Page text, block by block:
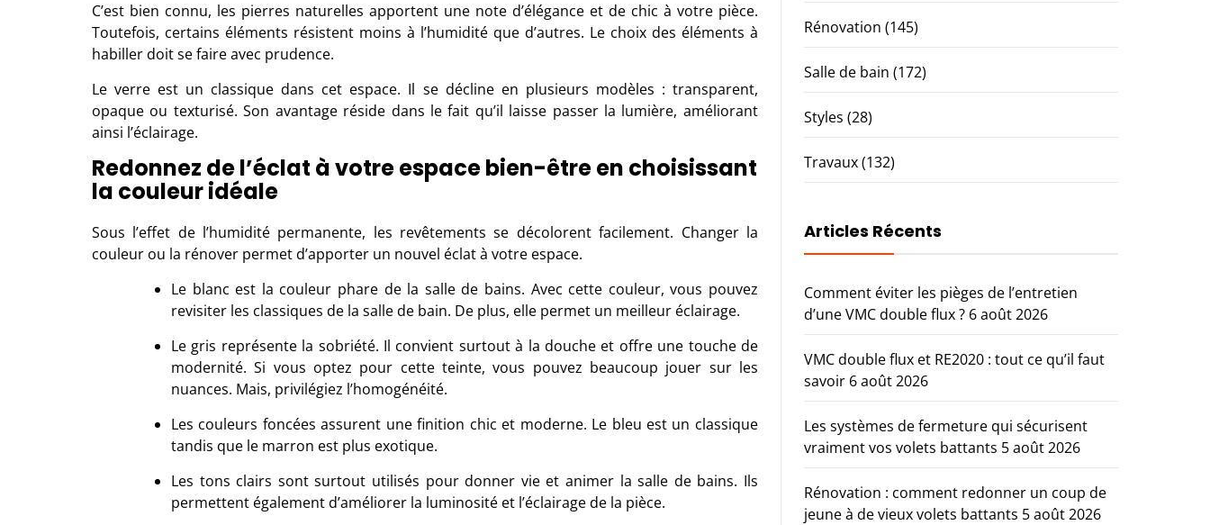
C’est bien connu, les pierres naturelles apportent une note d’élégance et de chic à votre pièce.
Toutefois, certains éléments résistent moins à l’humidité que d’autres. Le choix des éléments à
habiller doit se faire avec prudence.
Le verre est un classique dans cet espace. Il se décline en plusieurs modèles : transparent,
opaque ou texturisé. Son avantage réside dans le fait qu’il laisse passer la lumière, améliorant
ainsi l’éclairage.
Redonnez de l’éclat à votre espace bien-être en choisissant
la couleur idéale
Sous l’effet de l’humidité permanente, les revêtements se décolorent facilement. Changer la
couleur ou la rénover permet d’apporter un nouvel éclat à votre espace.
Le blanc est la couleur phare de la salle de bains. Avec cette couleur, vous pouvez
revisiter les classiques de la salle de bain. De plus, elle permet un meilleur éclairage.
Le gris représente la sobriété. Il convient surtout à la douche et offre une touche de
modernité. Si vous optez pour cette teinte, vous pouvez beaucoup jouer sur les
nuances. Mais, privilégiez l’homogénéité.
Les couleurs foncées assurent une finition chic et moderne. Le bleu est un classique
tandis que le marron est plus exotique.
Les tons clairs sont surtout utilisés pour donner vie et animer la salle de bains. Ils
permettent également d’améliorer la luminosité et l’éclairage de la pièce.
Rénovation (145)
Salle de bain (172)
Styles (28)
Travaux(132)
Articles Récents
Comment éviter les pièges de l’entretien
d’une VMC double flux ? 6 août 2026
VMC double flux et RE2020 : tout ce qu’il faut
savoir 6 août 2026
Les systèmes de fermeture qui sécurisent
vraiment vos volets battants 5 août 2026
Rénovation : comment redonner un coup de
jeune à de vieux volets battants 5 août 2026